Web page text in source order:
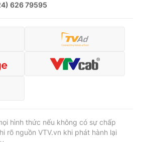
626 79595
hình thức nếu không có sự chấp
rõ nguồn VTV.vn khi phát hành lại